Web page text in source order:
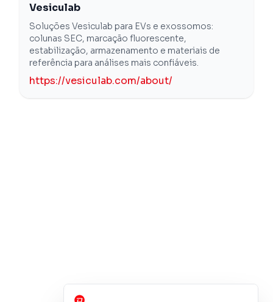
Vesiculab
Soluções Vesiculab para EVs e exossomos:
colunas SEC, marcação fluorescente,
estabilização, armazenamento e materiais de
referência para análises mais confiáveis.
https://vesiculab.com/about/